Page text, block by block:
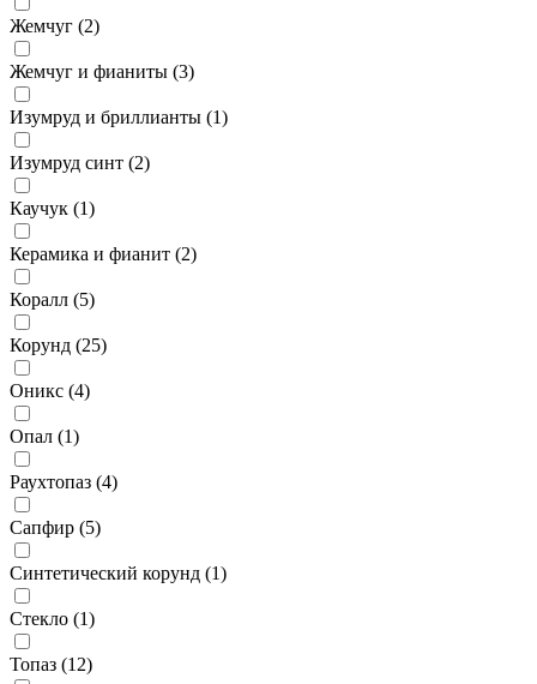
Жемчуг (2)
Жемчуг и фианиты (3)
Изумруд и бриллианты (1)
Изумруд синт (2)
Каучук (1)
Керамика и фианит (2)
Коралл (5)
Корунд (25)
Оникс (4)
Опал (1)
Раухтопаз (4)
Сапфир (5)
Синтетический корунд (1)
Стекло (1)
Топаз (12)